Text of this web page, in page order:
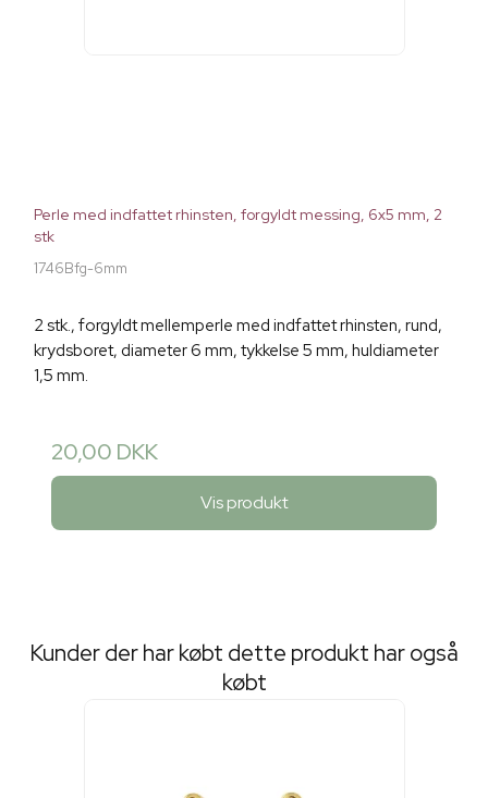
Perle med indfattet rhinsten, forgyldt messing, 6x5 mm, 2
stk
1746Bfg-6mm
2 stk., forgyldt mellemperle med indfattet rhinsten, rund,
krydsboret, diameter 6 mm, tykkelse 5 mm, huldiameter
1,5 mm.
20,00 DKK
Vis produkt
Kunder der har købt dette produkt har også
købt